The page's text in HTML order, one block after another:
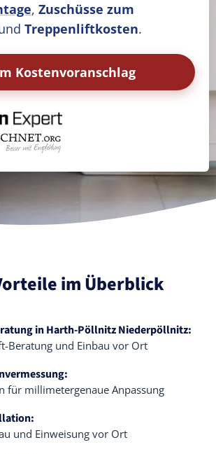
, Zuschüsse zum
Treppenliftkosten.
Kostenvoranschlag
im Überblick
in Harth-Pöllnitz Niederpöllnitz:
Beratung und Einbau vor Ort
für millimetergenaue Anpassung
und Einweisung vor Ort